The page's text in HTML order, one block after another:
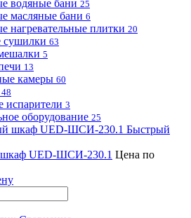
водяные бани 25
масляные бани 6
нагревательные плитки 20
63
5
13
камеры 60
48
испарители 3
оборудование 25
Быстрый
UED-ШСИ-230.1 Цена по